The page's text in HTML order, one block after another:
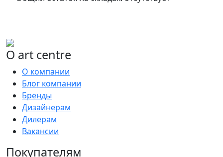
О art centre
О компании
Блог компании
Бренды
Дизайнерам
Дилерам
Вакансии
Покупателям